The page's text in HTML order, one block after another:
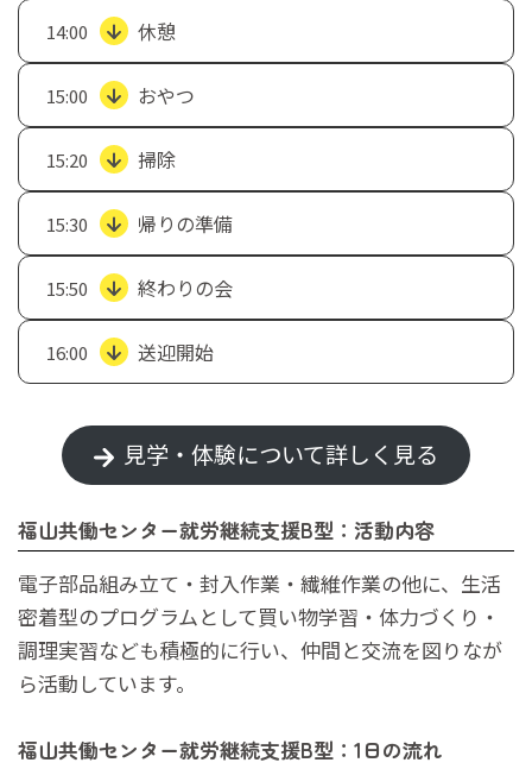
14:00 休憩
15:00 おやつ
15:20 掃除
15:30 帰りの準備
15:50 終わりの会
16:00 送迎開始
見学・体験について詳しく見る
福山共働センター就労継続支援B型：活動内容
電子部品組み立て・封入作業・繊維作業の他に、生活
密着型のプログラムとして買い物学習・体力づくり・
調理実習なども積極的に行い、仲間と交流を図りなが
ら活動しています。
福山共働センター就労継続支援B型：1日の流れ